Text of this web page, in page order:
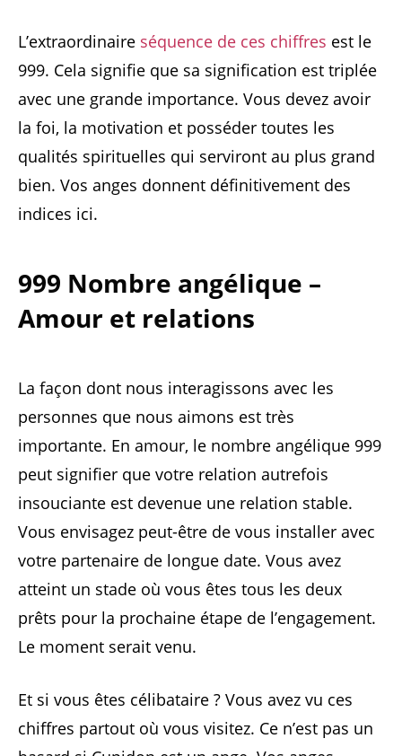
L’extraordinaire séquence de ces chiffres est le
999. Cela signifie que sa signification est triplée
avec une grande importance. Vous devez avoir
la foi, la motivation et posséder toutes les
qualités spirituelles qui serviront au plus grand
bien. Vos anges donnent définitivement des
indices ici.
999 Nombre angélique –
Amour et relations
La façon dont nous interagissons avec les
personnes que nous aimons est très
importante. En amour, le nombre angélique 999
peut signifier que votre relation autrefois
insouciante est devenue une relation stable.
Vous envisagez peut-être de vous installer avec
votre partenaire de longue date. Vous avez
atteint un stade où vous êtes tous les deux
prêts pour la prochaine étape de l’engagement.
Le moment serait venu.
Et si vous êtes célibataire ? Vous avez vu ces
chiffres partout où vous visitez. Ce n’est pas un